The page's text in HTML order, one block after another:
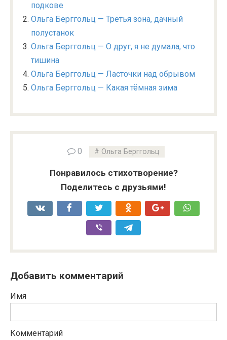
подкове
Ольга Берггольц — Третья зона, дачный
полустанок
Ольга Берггольц — О друг, я не думала, что
тишина
Ольга Берггольц — Ласточки над обрывом
Ольга Берггольц — Какая тёмная зима
0 Ольга Берггольц
Понравилось стихотворение?
Поделитесь с друзьями!
Добавить комментарий
Имя
Комментарий